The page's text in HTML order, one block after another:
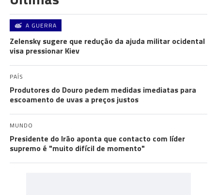
A GUERRA
Zelensky sugere que redução da ajuda militar ocidental
visa pressionar Kiev
PAÍS
Produtores do Douro pedem medidas imediatas para
escoamento de uvas a preços justos
MUNDO
Presidente do Irão aponta que contacto com líder
supremo é "muito difícil de momento"